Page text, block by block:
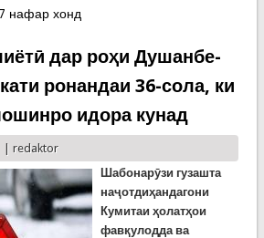
ҳолтаҳои фавқулодда аз эҳтимоли
нафар хонд
дар роҳи Душанбе-
ронандаи 36-сола, ки
идора кунад
| redaktor
Шабонарӯзи гузашта
наҷотдиҳандагони
Кумитаи ҳолатҳои
фавқулодда ва